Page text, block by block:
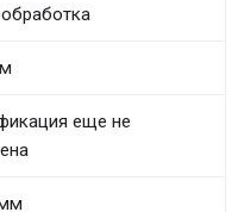
еще не